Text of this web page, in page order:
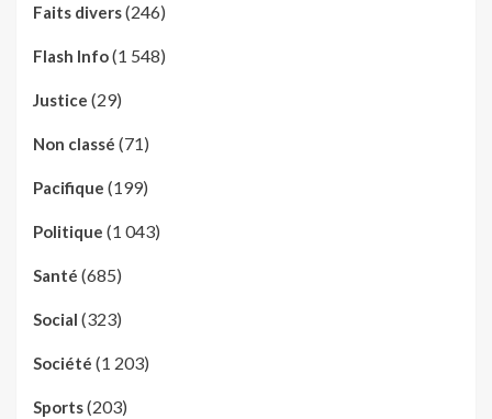
Faits divers(246)
Flash Info(1 548)
Justice (29)
Non classé (71)
Pacifique (199)
Politique (1 043)
Santé (685)
Social (323)
Société (1 203)
Sports(203)